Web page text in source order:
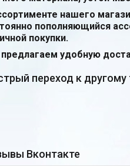
нашего
пополняющийся
покупки.
удобную
переход к другому
Вконтакте